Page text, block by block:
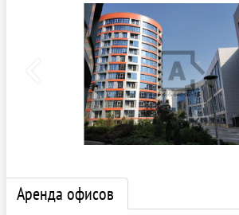
Аренда офисов